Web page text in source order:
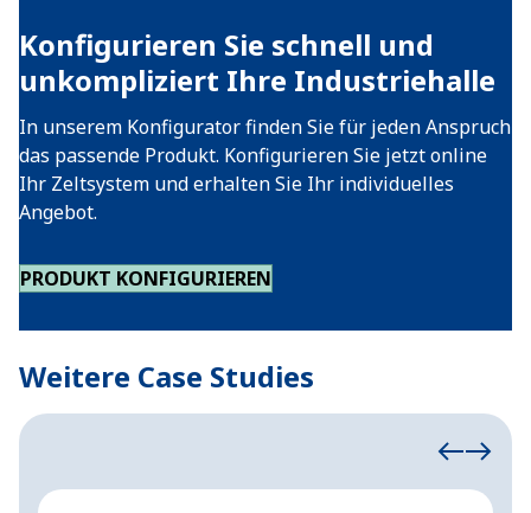
Konfigurieren Sie schnell und
unkompliziert Ihre Industriehalle
In unserem Konfigurator finden Sie für jeden Anspruch
das passende Produkt. Konfigurieren Sie jetzt online
Ihr Zeltsystem und erhalten Sie Ihr individuelles
Angebot.
PRODUKT KONFIGURIEREN
Weitere Case Studies